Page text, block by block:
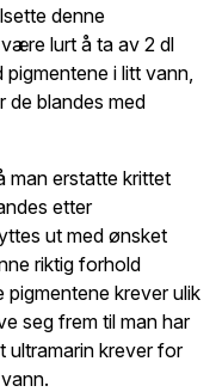
denne
lurt å ta av 2 dl
i litt vann,
de blandes med
man erstatte krittet
etter
ut med ønsket
riktig forhold
pigmentene krever ulik
seg frem til man har
ultramarin krever for